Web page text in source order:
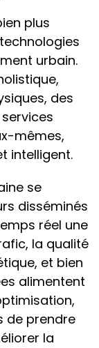
plus
urbain.
des
mêmes,
intelligent.
se
disséminés
réel une
la qualité
et bien
alimentent
de prendre
la